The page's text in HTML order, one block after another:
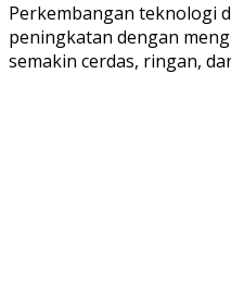
Perkembangan teknologi
peningkatan dengan
semakin cerdas, ringan,